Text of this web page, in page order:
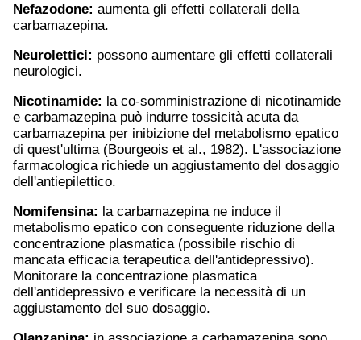
Nefazodone: aumenta gli effetti collaterali della
carbamazepina.
Neurolettici: possono aumentare gli effetti collaterali
neurologici.
Nicotinamide: la co-somministrazione di nicotinamide
e carbamazepina può indurre tossicità acuta da
carbamazepina per inibizione del metabolismo epatico
di quest'ultima (Bourgeois et al., 1982). L'associazione
farmacologica richiede un aggiustamento del dosaggio
dell'antiepilettico.
Nomifensina: la carbamazepina ne induce il
metabolismo epatico con conseguente riduzione della
concentrazione plasmatica (possibile rischio di
mancata efficacia terapeutica dell'antidepressivo).
Monitorare la concentrazione plasmatica
dell'antidepressivo e verificare la necessità di un
aggiustamento del suo dosaggio.